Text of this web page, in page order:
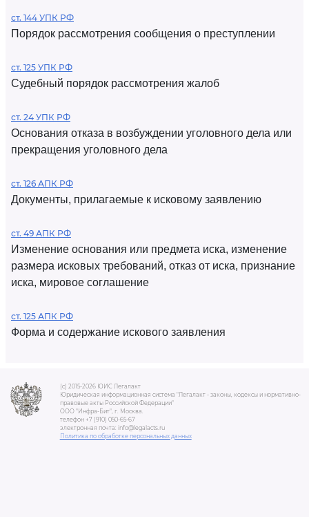
ст. 144 УПК РФ
Порядок рассмотрения сообщения о преступлении
ст. 125 УПК РФ
Судебный порядок рассмотрения жалоб
ст. 24 УПК РФ
Основания отказа в возбуждении уголовного дела или
прекращения уголовного дела
ст. 126 АПК РФ
Документы, прилагаемые к исковому заявлению
ст. 49 АПК РФ
Изменение основания или предмета иска, изменение
размера исковых требований, отказ от иска, признание
иска, мировое соглашение
ст. 125 АПК РФ
Форма и содержание искового заявления
(c) 2015-2026 ЮИС Легалакт
Юридическая информационная система "Легалакт - законы, кодексы и нормативно-
правовые акты Российской Федерации"
ООО "Инфра-Бит", г. Москва.
телефон +7 (910) 050-65-67
электронная почта: info@legalacts.ru
Политика по обработке персональных данных